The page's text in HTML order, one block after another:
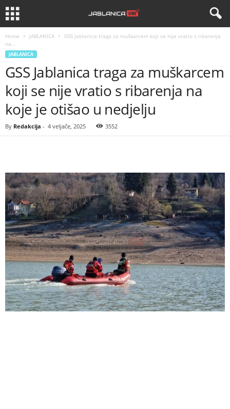
Home JABLANICA
GSS Jablanica traga za muškarcem koji se nije vratio s ribarenja
na...
JABLANICA
GSS Jablanica traga za muškarcem
koji se nije vratio s ribarenja na
koje je otišao u nedjelju
By Redakcija - 4 veljače, 2025 3552